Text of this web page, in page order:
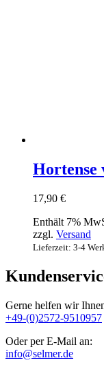
Hortense
17,90 €
Enthält 7%
zzgl. Versand
Lieferzeit: 3-4
Gerne helfen wir
+49-(0)2572-9510957
Oder per E-Mail an:
info@selmer.de